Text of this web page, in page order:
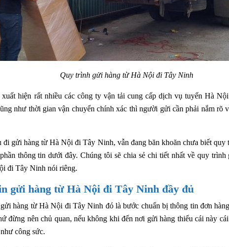
Quy trình gửi hàng từ Hà Nội đi Tây Ninh
hiện rất nhiều các công ty vận tải cung cấp dịch vụ tuyến Hà
như thời gian vận chuyển chính xác thì người gửi cần phải nắm rõ
đi gửi hàng từ Hà Nội đi Tây Ninh, vẫn đang băn khoăn chưa biết
thông tin dưới đây. Chúng tôi sẽ chia sẻ chi tiết nhất về quy
đi Tây Ninh nói riêng.
gửi hàng từ Hà Nội đi Tây Ninh đầy đủ
hàng từ Hà Nội đi Tây Ninh đó là bước chuẩn bị thông tin đơn
đừng nên chủ quan, nếu không khi đến nơi gửi hàng thiếu cái này
công sức.